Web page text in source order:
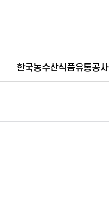
한국농수산식품유통공사